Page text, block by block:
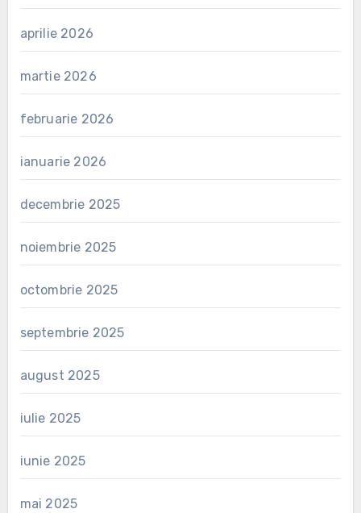
aprilie 2026
martie 2026
februarie 2026
ianuarie 2026
decembrie 2025
noiembrie 2025
octombrie 2025
septembrie 2025
august 2025
iulie 2025
iunie 2025
mai 2025